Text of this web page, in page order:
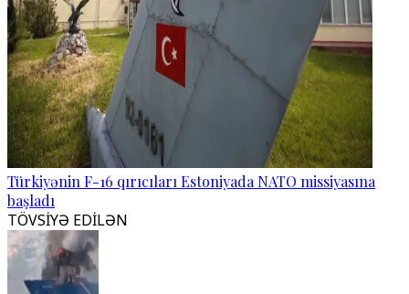
Türkiyənin F-16 qırıcıları Estoniyada NATO missiyasına
başladı
TÖVSİYƏ EDİLƏN